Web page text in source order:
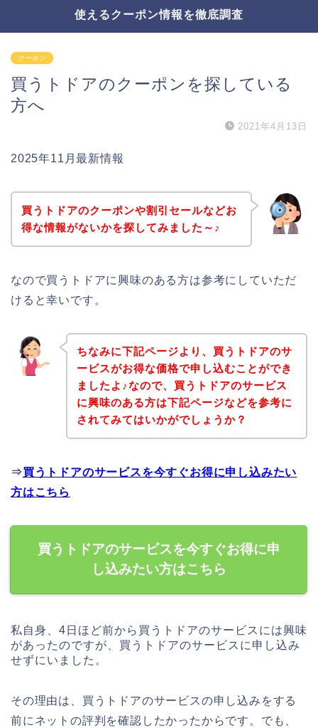
使えるクーポン情報を徹底調査
クーポン
買うトドアのクーポンを探している
方へ
2021年4月13日
2025年11月最新情報
買うトドアのクーポンや割引セールなどお
得な情報がないかを探してみました～♪
なので買うトドアに興味のある方は参考にしていただ
けると幸いです。
ちなみに下記ページより、買うトドアのサ
ービスがお得な価格で申し込むことができ
ましたよ♪なので、買うトドアのサービス
に興味のある方は下記ページなどを参考に
されてみてはいかがでしょうか？
⇒買うトドアのサービスを今すぐお得に申し込みたい
方はこちら
買うトドアのサービスを今すぐお得に申
し込みたい方はこちら
私自身、4日ほど前から買うトドアのサービスには興味
があったのですが、買うトドアのサービスに申し込み
せずにいました。
その理由は、買うトドアのサービスの申し込みをする
前にネットの評判を確認したかったからです。でも、